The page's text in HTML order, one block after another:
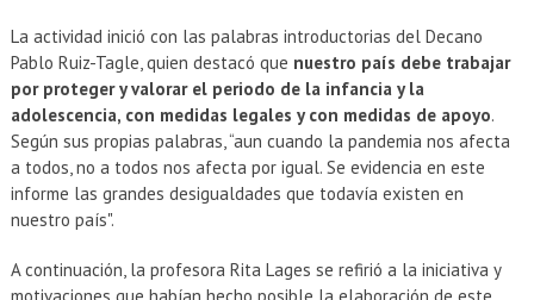
La actividad inició con las palabras introductorias del Decano
Pablo Ruiz-Tagle, quien destacó que nuestro país debe trabajar
por proteger y valorar el periodo de la infancia y la
adolescencia, con medidas legales y con medidas de apoyo.
Según sus propias palabras, “aun cuando la pandemia nos afecta
a todos, no a todos nos afecta por igual. Se evidencia en este
informe las grandes desigualdades que todavía existen en
nuestro país".
A continuación, la profesora Rita Lages se refirió a la iniciativa y